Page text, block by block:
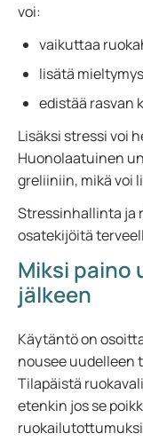
voi:
vaikuttaa
lisätä
edistää rasvan
Lisäksi stressi voi
Huonolaatuinen
greliiniin, mikä voi
Stressinhallinta ja
osatekijöitä
Miksi paino
jälkeen
Käytäntö on
nousee uudelleen
Tilapäistä
etenkin jos se